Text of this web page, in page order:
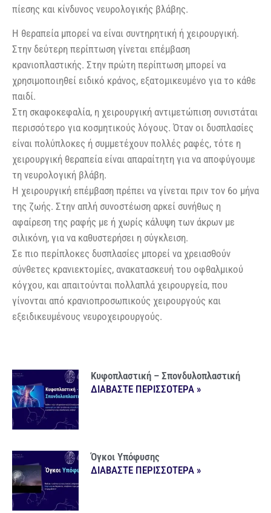
πίεσης και κίνδυνος νευρολογικής βλάβης.
Η θεραπεία μπορεί να είναι συντηρητική ή χειρουργική.
Στην δεύτερη περίπτωση γίνεται επέμβαση
κρανιοπλαστικής. Στην πρώτη περίπτωση μπορεί να
χρησιμοποιηθεί ειδικό κράνος, εξατομικευμένο για το κάθε
παιδί.
Στη σκαφοκεφαλία, η χειρουργική αντιμετώπιση συνιστάται
περισσότερο για κοσμητικούς λόγους. Όταν οι δυσπλασίες
είναι πολύπλοκες ή συμμετέχουν πολλές ραφές, τότε η
χειρουργική θεραπεία είναι απαραίτητη για να αποφύγουμε
τη νευρολογική βλάβη.
Η χειρουργική επέμβαση πρέπει να γίνεται πριν τον 6ο μήνα
της ζωής. Στην απλή συνοστέωση αρκεί συνήθως η
αφαίρεση της ραφής με ή χωρίς κάλυψη των άκρων με
σιλικόνη, για να καθυστερήσει η σύγκλειση.
Σε πιο περίπλοκες δυσπλασίες μπορεί να χρειασθούν
σύνθετες κρανιεκτομίες, ανακατασκευή του οφθαλμικού
κόγχου, και απαιτούνται πολλαπλά χειρουργεία, που
γίνονται από κρανιοπροσωπικούς χειρουργούς και
εξειδικευμένους νευροχειρουργούς.
Κυφοπλαστική – Σπονδυλοπλαστική
ΔΙΑΒΑΣΤΕ ΠΕΡΙΣΣΟΤΕΡΑ »
Όγκοι Υπόφυσης
ΔΙΑΒΑΣΤΕ ΠΕΡΙΣΣΟΤΕΡΑ »